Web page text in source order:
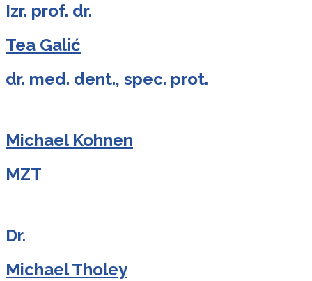
Izr. prof. dr.
Tea Galić
dr. med. dent., spec. prot.
Michael Kohnen
MZT
Dr.
Michael Tholey